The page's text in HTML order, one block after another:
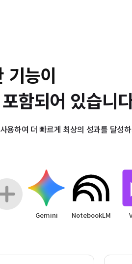
능이
함되어 있습니
하여 더 빠르게 최상의 성과를 달성
Gemini NotebookLM